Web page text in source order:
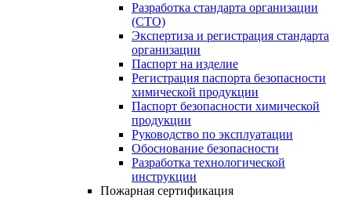
Разработка стандарта организации
(СТО)
Экспертиза и регистрация стандарта
организации
Паспорт на изделие
Регистрация паспорта безопасности
химической продукции
Паспорт безопасности химической
продукции
Руководство по эксплуатации
Обоснование безопасности
Разработка технологической
инструкции
Пожарная сертификация